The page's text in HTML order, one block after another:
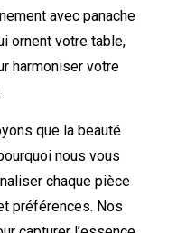
avec panache
ornent votre table,
harmoniser votre
que la beauté
nous vous
chaque pièce
préférences. Nos